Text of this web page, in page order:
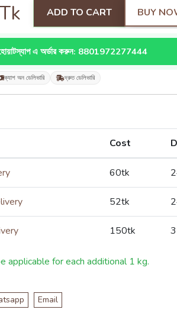
Tk ADD TO CART BUY
এ অর্ডার করুন: 8801972277444
ক্যাশ অন ডেলিভারি দ্রুত ডেলিভারি
Cost
60tk
52tk
150tk
applicable for each additional 1 kg.
Email